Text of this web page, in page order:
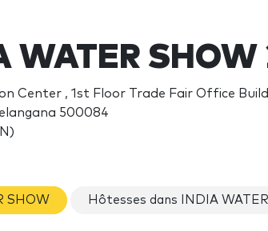
WATER
Center , 1st Floor Trade Fair Office
500084
SHOW Hôtesses dans INDIA